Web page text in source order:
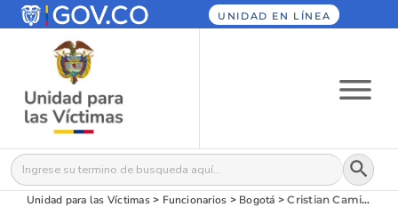
UNIDAD EN LÍNEA
Buscar: Botón
Unidad para las Víctimas> Funcionarios > Bogotá >Cristian Camilo